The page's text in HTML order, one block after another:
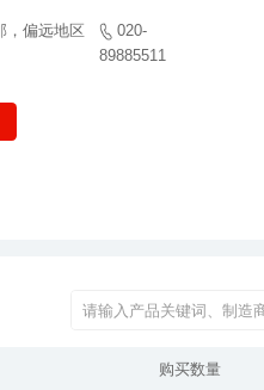
89885511
购买数量